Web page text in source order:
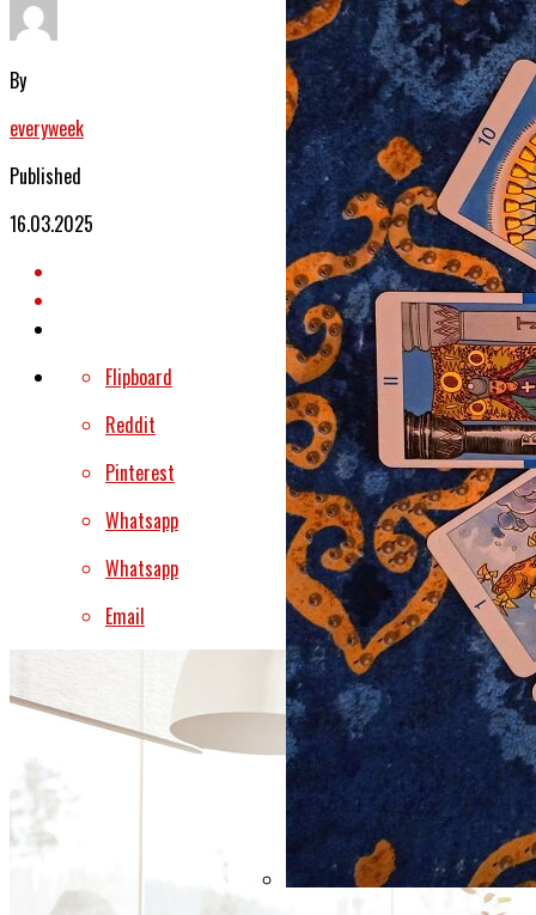
By
everyweek
Published
16.03.2025
Flipboard
Reddit
Pinterest
Whatsapp
Whatsapp
Email